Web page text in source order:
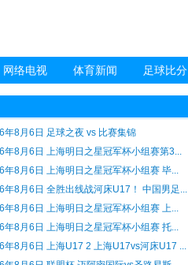
网络电视 体育新闻 足球比分
年8月6日 足球之夜 vs 比赛集锦
年8月6日 上海明日之星冠军杯小组赛第3...
年8月6日 上海明日之星冠军杯小组赛 毕...
年8月6日 全胜出线战河床U17！ 中国男足...
年8月6日 上海明日之星冠军杯小组赛 上...
年8月6日 上海明日之星冠军杯小组赛 托...
年8月6日 上海U17 2 上海U17vs河床U17 ...